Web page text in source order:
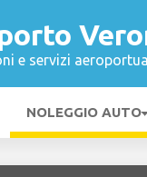
e servizi
NOLEGGIO AUTO